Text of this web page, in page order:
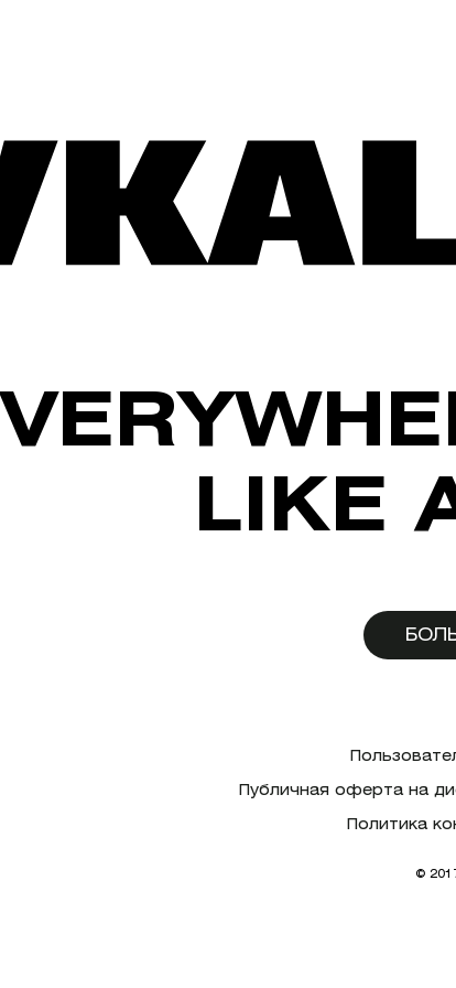
LIKE
Публичная оферта на
Политика
©